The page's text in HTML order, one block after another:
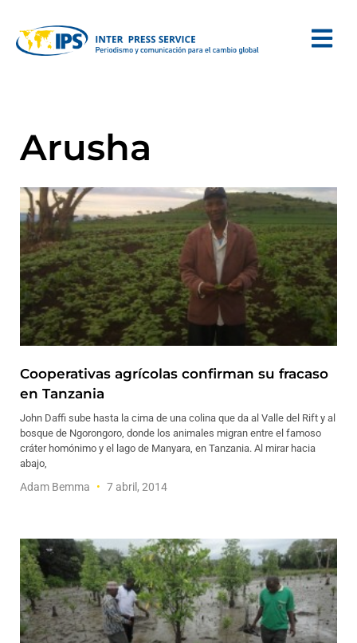
Arusha
Cooperativas agrícolas confirman su fracaso
en Tanzania
John Daffi sube hasta la cima de una colina que da al Valle del Rift y al
bosque de Ngorongoro, donde los animales migran entre el famoso
cráter homónimo y el lago de Manyara, en Tanzania. Al mirar hacia
abajo,
Adam Bemma 7 abril, 2014